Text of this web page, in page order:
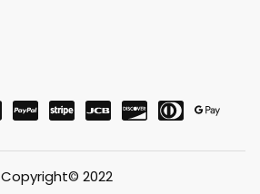
Copyright© 2022